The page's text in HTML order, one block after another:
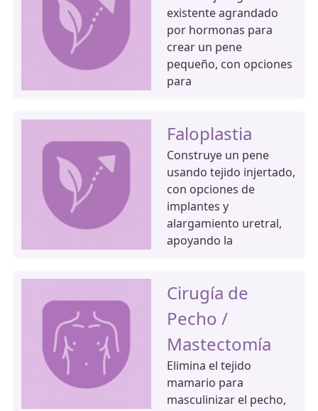
existente agrandado
por hormonas para
crear un pene
pequeño, con opciones
para
Faloplastia
Construye un pene
usando tejido injertado,
con opciones de
implantes y
alargamiento uretral,
apoyando la
Cirugía de
Pecho /
Mastectomía
Elimina el tejido
mamario para
masculinizar el pecho,